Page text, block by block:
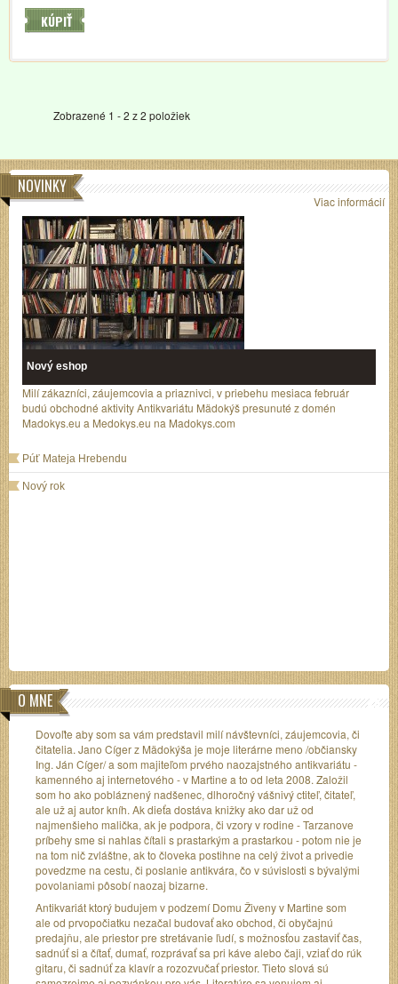
KÚPIŤ
Zobrazené 1 - 2 z 2 položiek
NOVINKY
Nový eshop
Milí zákazníci, záujemcovia a priaznivci, v priebehu mesiaca február
budú obchodné aktivity Antikvariátu Mädokýš presunuté z domén
Madokys.eu a Medokys.eu na Madokys.com
Púť Mateja Hrebendu
Nový rok
Viac informácií
O MNE
Dovoľte aby som sa vám predstavil milí návštevníci, záujemcovia, či
čitatelia. Jano Cíger z Mädokýša je moje literárne meno /občiansky
Ing. Ján Cíger/ a som majiteľom prvého naozajstného antikvariátu -
kamenného aj internetového - v Martine a to od leta 2008. Založil
som ho ako pobláznený nadšenec, dlhoročný vášnivý ctiteľ, čitateľ,
ale už aj autor kníh. Ak dieťa dostáva knižky ako dar už od
najmenšieho malička, ak je podpora, či vzory v rodine - Tarzanove
príbehy sme si nahlas čítali s prastarkým a prastarkou - potom nie je
na tom nič zvláštne, ak to človeka postihne na celý život a privedie
povedzme na cestu, či poslanie antikvára, čo v súvislosti s bývalými
povolaniami pôsobí naozaj bizarne.
Antikvariát ktorý budujem v podzemí Domu Živeny v Martine som
ale od prvopočiatku nezačal budovať ako obchod, či obyčajnú
predajňu, ale priestor pre stretávanie ľudí, s možnosťou zastaviť čas,
sadnúť si a čítať, dumať, rozprávať sa pri káve alebo čaji, vziať do rúk
gitaru, či sadnúť za klavír a rozozvučať priestor. Tieto slová sú